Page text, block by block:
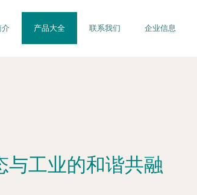
介 产品大全 联系我们 企业信息
与工业的和谐共融